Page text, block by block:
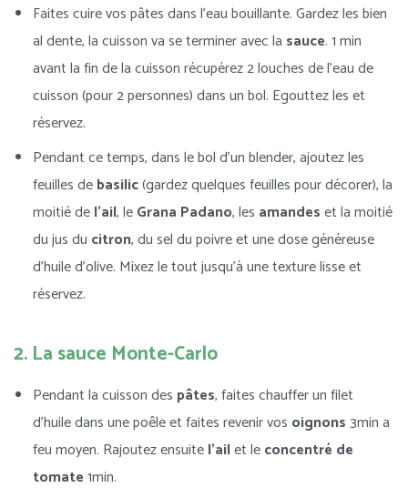
Faites cuire vos pâtes dans l’eau bouillante. Gardez les bien
al dente, la cuisson va se terminer avec la sauce. 1 min
avant la fin de la cuisson récupérez 2 louches de l’eau de
cuisson (pour 2 personnes) dans un bol. Egouttez les et
réservez.
Pendant ce temps, dans le bol d’un blender, ajoutez les
feuilles debasilic(gardez quelques feuilles pour décorer), la
moitié del’ail, leGrana Padano, les amandeset la moitié
du jus du citron, du sel du poivre et une dose généreuse
d’huile d’olive. Mixez le tout jusqu’à une texture lisse et
réservez.
2. La sauce Monte-Carlo
Pendant la cuisson des pâtes, faites chauffer un filet
d’huile dans une poêle et faites revenir vos oignons3min a
feu moyen. Rajoutez ensuitel’ailet leconcentré de
tomate1min.